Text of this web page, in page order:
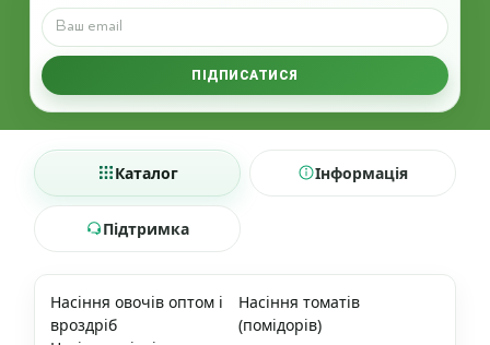
ПІДПИСАТИСЯ
Каталог Інформація
Підтримка
Насіння овочів оптом і
вроздріб
Насіння томатів
(помідорів)